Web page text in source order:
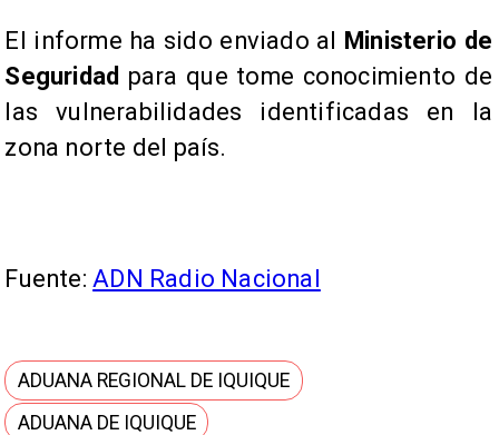
El informe ha sido enviado al Ministerio de
Seguridad para que tome conocimiento de
las vulnerabilidades identificadas en la
zona norte del país.
Fuente: ADN Radio Nacional
ADUANA REGIONAL DE IQUIQUE
ADUANA DE IQUIQUE